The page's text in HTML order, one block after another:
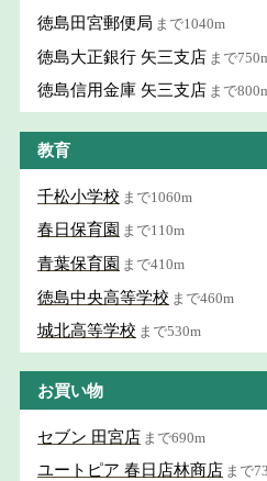
徳島田宮郵便局 まで1040m
徳島大正銀行 矢三支店 まで
徳島信用金庫 矢三支店 まで
教育
千松小学校 まで1060m
春日保育園 まで110m
青葉保育園 まで410m
徳島中央高等学校 まで460m
城北高等学校 まで530m
お買い物
セブン 田宮店 まで690m
ユートピア 春日店林商店 まで